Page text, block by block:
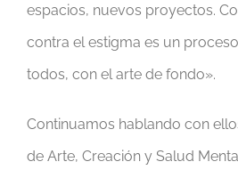
espacios, nuevos proyectos.
contra el estigma es un
todos, con el arte de fondo».
Continuamos hablando con
de Arte, Creación y Salud